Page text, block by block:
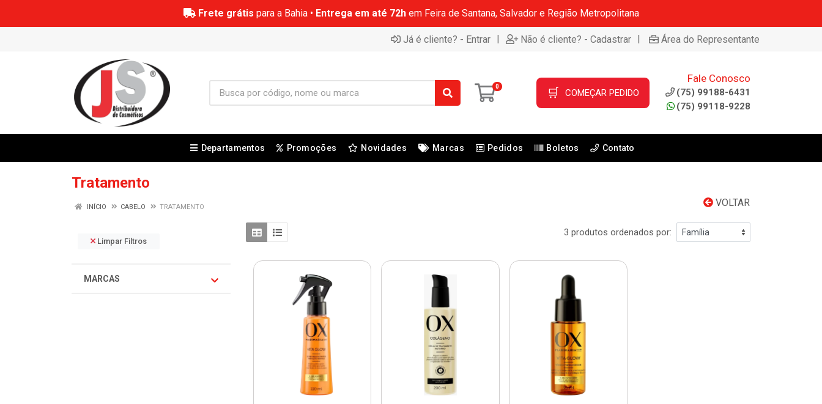
Frete grátis para a Bahia • Entrega em até 72hem Feira de Santana, Salvador e Região Metropolitana
Já é cliente? - Entrar | Não é cliente? - Cadastrar | Área do Representante
0 🛒 COMEÇAR PEDIDO
Fale Conosco
(75) 99188-6431
(75) 99118-9228
Departamentos Promoções Novidades Marcas Pedidos Boletos Contato
Tratamento
VOLTAR
INÍCIO CABELO TRATAMENTO
Limpar Filtros
MARCAS
3 produtos ordenados por: